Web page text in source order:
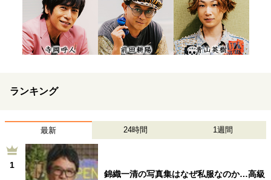
ランキング
最新 24時間 1週間
1
錦織一清の写真集はなぜ私服なのか…高級